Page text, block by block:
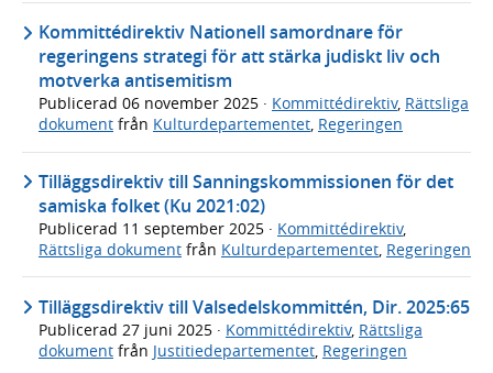
Kommittédirektiv Nationell samordnare för
regeringens strategi för att stärka judiskt liv och
motverka antisemitism
Publicerad 06 november 2025 · Kommittédirektiv, Rättsliga
dokument från Kulturdepartementet, Regeringen
Tilläggsdirektiv till Sanningskommissionen för det
samiska folket (Ku 2021:02)
Publicerad 11 september 2025 · Kommittédirektiv,
Rättsliga dokument från Kulturdepartementet, Regeringen
Tilläggsdirektiv till Valsedelskommittén, Dir. 2025:65
Publicerad 27 juni 2025 · Kommittédirektiv, Rättsliga
dokument från Justitiedepartementet Regeringen